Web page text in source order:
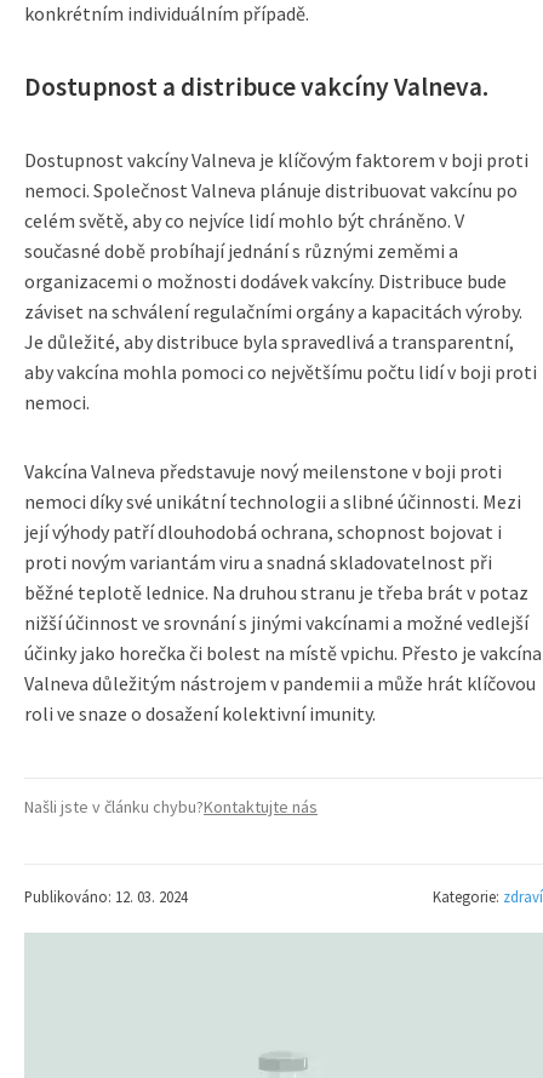
konkrétním individuálním případě.
Dostupnost a distribuce vakcíny Valneva.
Dostupnost vakcíny Valneva je klíčovým faktorem v boji proti
nemoci. Společnost Valneva plánuje distribuovat vakcínu po
celém světě, aby co nejvíce lidí mohlo být chráněno. V
současné době probíhají jednání s různými zeměmi a
organizacemi o možnosti dodávek vakcíny. Distribuce bude
záviset na schválení regulačními orgány a kapacitách výroby.
Je důležité, aby distribuce byla spravedlivá a transparentní,
aby vakcína mohla pomoci co největšímu počtu lidí v boji proti
nemoci.
Vakcína Valneva představuje nový meilenstone v boji proti
nemoci díky své unikátní technologii a slibné účinnosti. Mezi
její výhody patří dlouhodobá ochrana, schopnost bojovat i
proti novým variantám viru a snadná skladovatelnost při
běžné teplotě lednice. Na druhou stranu je třeba brát v potaz
nižší účinnost ve srovnání s jinými vakcínami a možné vedlejší
účinky jako horečka či bolest na místě vpichu. Přesto je vakcína
Valneva důležitým nástrojem v pandemii a může hrát klíčovou
roli ve snaze o dosažení kolektivní imunity.
Našli jste v článku chybu?Kontaktujte nás
Publikováno: 12. 03. 2024 Kategorie: zdraví